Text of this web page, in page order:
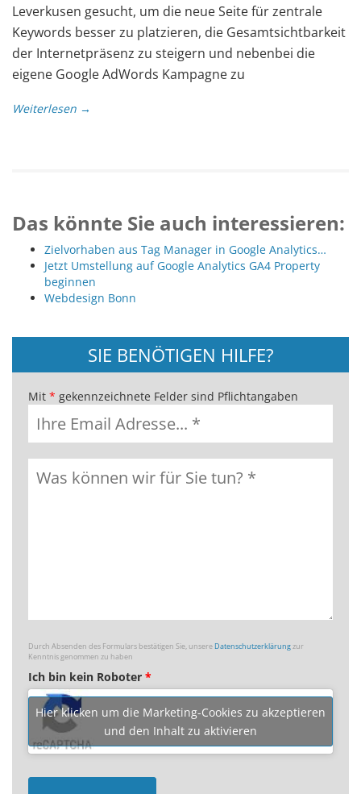
Leverkusen gesucht, um die neue Seite für zentrale
Keywords besser zu platzieren, die Gesamtsichtbarkeit
der Internetpräsenz zu steigern und nebenbei die
eigene Google AdWords Kampagne zu
Weiterlesen →
Das könnte Sie auch interessieren:
Zielvorhaben aus Tag Manager in Google Analytics…
Jetzt Umstellung auf Google Analytics GA4 Property
beginnen
Webdesign Bonn
SIE BENÖTIGEN HILFE?
Mit * gekennzeichnete Felder sind Pflichtangaben
Durch Absenden des Formulars bestätigen Sie, unsereDatenschutzerklärungzur
Kenntnis genommen zu haben
Ich bin kein Roboter *
Hier klicken um die Marketing-Cookies zu akzeptieren
und den Inhalt zu aktivieren